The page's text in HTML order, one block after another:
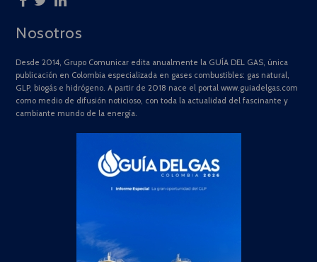
Nosotros
Desde 2014, Grupo Comunicar edita anualmente la GUÍA DEL GAS, única
publicación en Colombia especializada en gases combustibles: gas natural,
GLP, biogás e hidrógeno. A partir de 2018 nace el portal www.guiadelgas.com
como medio de difusión noticioso, con toda la actualidad del fascinante y
cambiante mundo de la energía.